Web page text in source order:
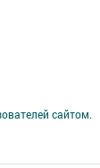
сайтом.